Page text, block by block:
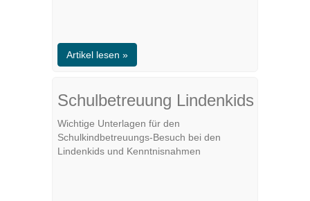
Artikel lesen »
Schulbetreuung Lindenkids
Wichtige Unterlagen für den
Schulkindbetreuungs-Besuch bei den
Lindenkids und Kenntnisnahmen